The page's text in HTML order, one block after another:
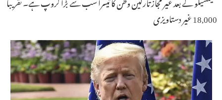
18,000 غیر دستاویزی